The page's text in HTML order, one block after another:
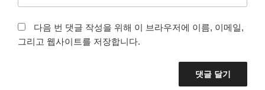
다음 번 댓글 작성을 위해 이 브라우저에 이름, 이메일,
그리고 웹사이트를 저장합니다.